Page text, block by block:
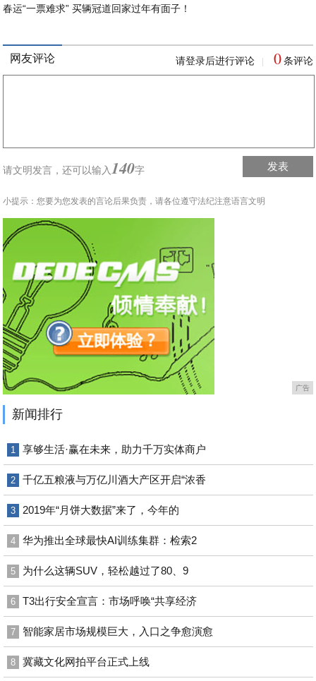
春运“一票难求” 买辆冠道回家过年有面子！
网友评论 请登录后进行评论 0 条评论
请文明发言，还可以输入 140字 发表
小提示：您要为您发表的言论后果负责，请各位遵守法纪注意语言文明
广告
新闻排行
1 享够生活·赢在未来，助力千万实体商户
2 千亿五粮液与万亿川酒大产区开启“浓香
3 2019年“月饼大数据”来了，今年的
4 华为推出全球最快AI训练集群：检索2
5 为什么这辆SUV，轻松越过了80、9
6 T3出行安全宣言：市场呼唤“共享经济
7 智能家居市场规模巨大，入口之争愈演愈
8 冀藏文化网拍平台正式上线